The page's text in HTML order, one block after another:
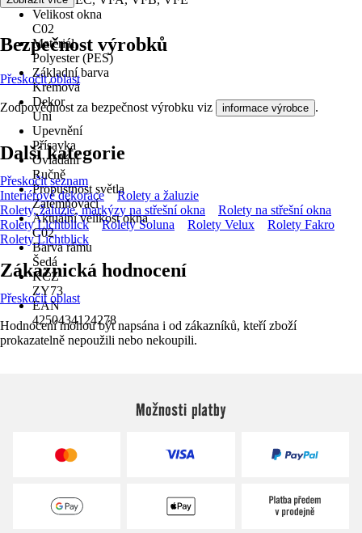
Velikost okna
C02
Materiál
Polyester (PES)
Základní barva
Krémová
Dekor
Uni
Upevnění
Přísavka
Ovládání
Ručně
Propustnost světla
Zatemňovací
Aktuální velikost okna
C02
Barva rámu
Šedá
KČZ
ZY73
EAN
4250434124278
Bezpečnost výrobků
Přeskočit oblast
Zodpovědnost za bezpečnost výrobku viz informace výrobce .
Další kategorie
Přeskočit seznam
Interiérové dekorace
Rolety a žaluzie
Rolety, žaluzie, markýzy na střešní okna
Rolety na střešní okna
Rolety Lichtblick
Rolety Soluna Rolety Velux
Rolety Fakro
Rolety Lichtblick
Zákaznická hodnocení
Přeskočit oblast
Hodnocení mohou být napsána i od zákazníků, kteří zboží
prokazatelně nepoužili nebo nekoupili.
Možnosti platby